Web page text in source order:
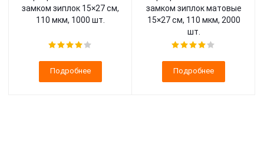
замком зиплок 15×27 см,
110 мкм, 1000 шт.
Подробнее
замком зиплок матовые
15×27 см, 110 мкм, 2000
шт.
Подробнее